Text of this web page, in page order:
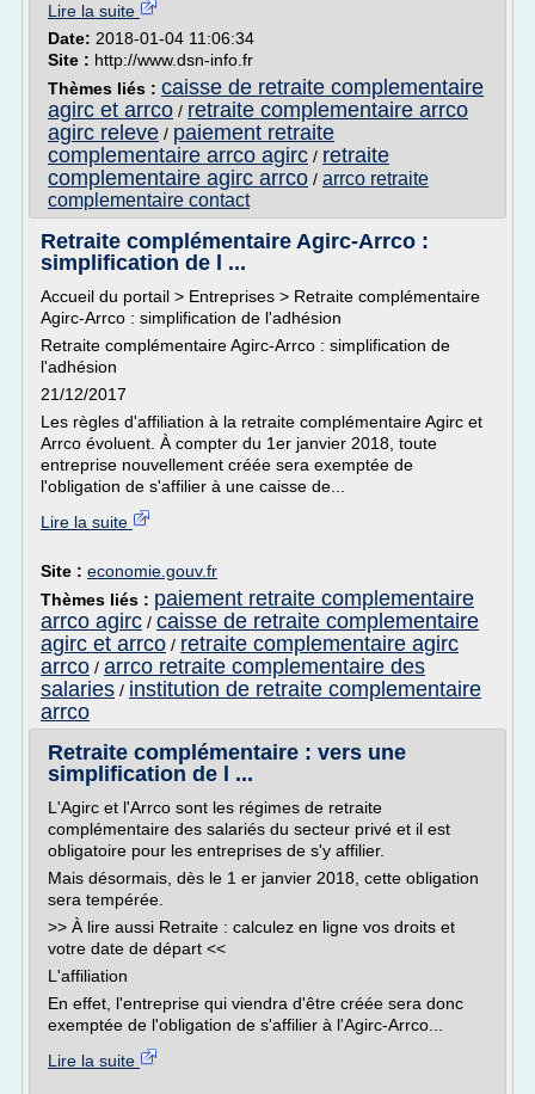
Lire la suite
Date: 2018-01-04 11:06:34
Site : http://www.dsn-info.fr
Thèmes liés : caisse de retraite complementaire
agirc et arrco / retraite complementaire arrco
agirc releve / paiement retraite
complementaire arrco agirc / retraite
complementaire agirc arrco / arrco retraite
complementaire contact
Retraite complémentaire Agirc-Arrco :
simplification de l ...
Accueil du portail > Entreprises > Retraite complémentaire
Agirc-Arrco : simplification de l'adhésion
Retraite complémentaire Agirc-Arrco : simplification de
l'adhésion
21/12/2017
Les règles d'affiliation à la retraite complémentaire Agirc et
Arrco évoluent. À compter du 1er janvier 2018, toute
entreprise nouvellement créée sera exemptée de
l'obligation de s'affilier à une caisse de...
Lire la suite
Site : economie.gouv.fr
Thèmes liés : paiement retraite complementaire
arrco agirc / caisse de retraite complementaire
agirc et arrco / retraite complementaire agirc
arrco / arrco retraite complementaire des
salaries / institution de retraite complementaire
arrco
Retraite complémentaire : vers une
simplification de l ...
L'Agirc et l'Arrco sont les régimes de retraite
complémentaire des salariés du secteur privé et il est
obligatoire pour les entreprises de s'y affilier.
Mais désormais, dès le 1 er janvier 2018, cette obligation
sera tempérée.
>> À lire aussi Retraite : calculez en ligne vos droits et
votre date de départ <<
L'affiliation
En effet, l'entreprise qui viendra d'être créée sera donc
exemptée de l'obligation de s'affilier à l'Agirc-Arrco...
Lire la suite